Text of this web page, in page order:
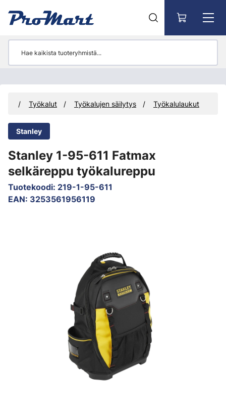
Työkalut Työkalujen säilytys Työkalulaukut
Stanley
Stanley 1-95-611 Fatmax
selkäreppu työkalureppu
Tuotekoodi: 219-1-95-611
EAN: 3253561956119